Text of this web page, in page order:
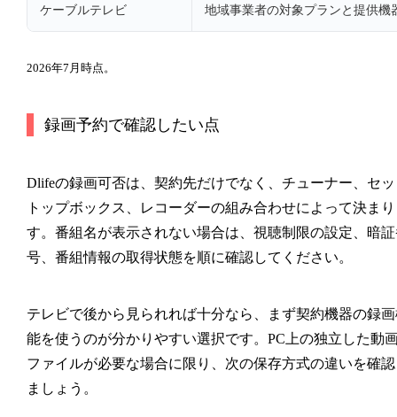
ケーブルテレビ 地域事業者の対象プランと提供機
2026年7月時点。
録画予約で確認したい点
Dlifeの録画可否は、契約先だけでなく、チューナー、セ
トップボックス、レコーダーの組み合わせによって決ま
す。番組名が表示されない場合は、視聴制限の設定、暗
号、番組情報の取得状態を順に確認してください。
テレビで後から見られれば十分なら、まず契約機器の録
能を使うのが分かりやすい選択です。PC上の独立した動
ファイルが必要な場合に限り、次の保存方式の違いを確
ましょう。